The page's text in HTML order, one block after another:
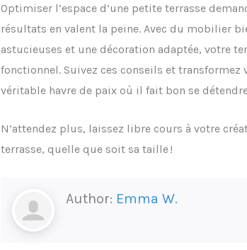
Optimiser l’espace d’une petite terrasse
résultats en valent la peine. Avec du mobilier
astucieuses et une décoration adaptée, votre
fonctionnel. Suivez ces conseils et
véritable havre de paix où il fait bon se
N’attendez plus, laissez libre cours à votre
terrasse, quelle que soit sa taille !
Author: Emma W.